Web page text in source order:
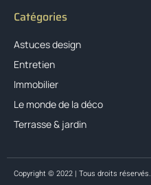
Catégories
Astuces design
Entretien
Immobilier
Le monde de la déco
Terrasse & jardin
Copyright © 2022 | Tous droits réservés.